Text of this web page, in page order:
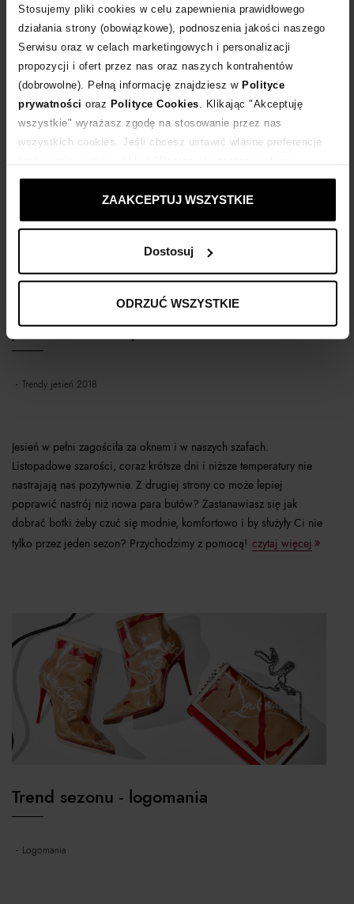
Stosujemy pliki cookies w celu zapewnienia prawidłowego
działania strony (obowiązkowe), podnoszenia jakości naszego
Serwisu oraz w celach marketingowych i personalizacji
propozycji i ofert przez nas oraz naszych kontrahentów
(dobrowolne). Pełną informację znajdziesz w Polityce
prywatności oraz Polityce Cookies . Klikając "Akceptuję
wszystkie" wyrażasz zgodę na stosowanie przez nas
wszystkich cookies. Jeśli chcesz ustawić własne preferencje
ustawienia prywatności.
ZAAKCEPTUJ WSZYSTKIE
Dostosuj
ODRZUĆ WSZYSTKIE
Instagram z biegiem lat stał się wirtualną biblią modową dla
wszystkich fashionistek. To właśnie tam podpatrujemy, co jest
modne w najnowszym sezonie. Zobacz, jakie buty i akcesoria będą
w trendach w 2019 roku. czytaj więcej
Jak wybrać botki idealne na sezon
jesienno-zimowy?
trendy jesień 2018
Jesień w pełni zagościła za oknem i w naszych szafach.
Listopadowe szarości, coraz krótsze dni i niższe temperatury nie
nastrajają nas pozytywnie. Z drugiej strony co może lepiej
poprawić nastrój niż nowa para butów? Zastanawiasz się jak
dobrać botki żeby czuć się modnie, komfortowo i by służyły Ci nie
tylko przez jeden sezon? Przychodzimy z pomocą! czytaj więcej
Trend sezonu - logomania
logomania